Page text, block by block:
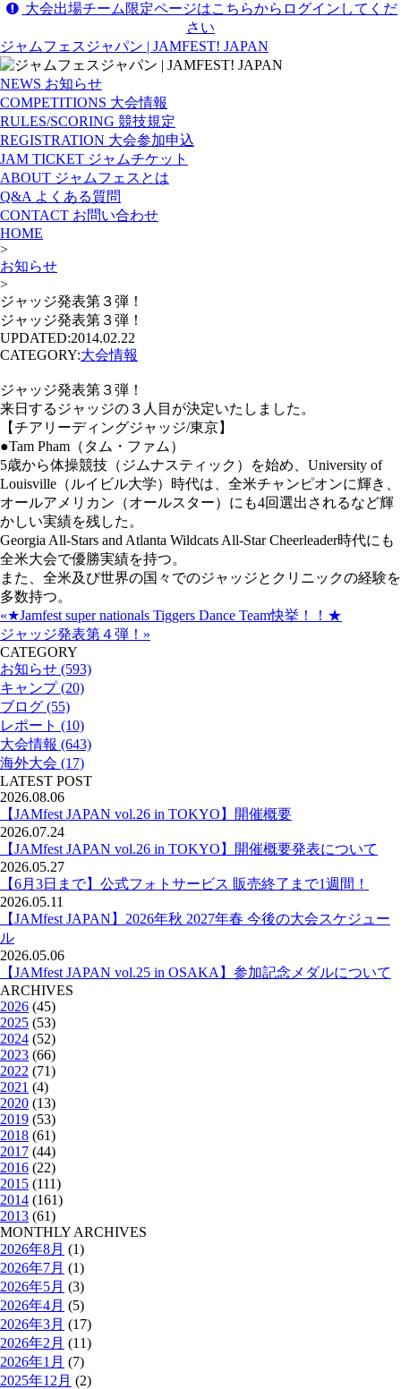
大会出場チーム限定ページはこちらからログインしてくだ
さい
ジャムフェスジャパン | JAMFEST! JAPAN
NEWS お知らせ
COMPETITIONS 大会情報
RULES/SCORING 競技規定
REGISTRATION 大会参加申込
JAM TICKET ジャムチケット
ABOUT ジャムフェスとは
Q&A よくある質問
CONTACT お問い合わせ
HOME
>
お知らせ
>
ジャッジ発表第３弾！
ジャッジ発表第３弾！
UPDATED:2014.02.22
CATEGORY:大会情報
ジャッジ発表第３弾！
来日するジャッジの３人目が決定いたしました。
【チアリーディングジャッジ/東京】
●Tam Pham（タム・ファム）
5歳から体操競技（ジムナスティック）を始め、University of
Louisville（ルイビル大学）時代は、全米チャンピオンに輝き、
オールアメリカン（オールスター）にも4回選出されるなど輝
かしい実績を残した。
Georgia All-Stars and Atlanta Wildcats All-Star Cheerleader時代にも
全米大会で優勝実績を持つ。
また、全米及び世界の国々でのジャッジとクリニックの経験を
多数持つ。
«★Jamfest super nationals Tiggers Dance Team快挙！！★
ジャッジ発表第４弾！»
CATEGORY
お知らせ (593)
キャンプ (20)
ブログ (55)
レポート (10)
大会情報 (643)
海外大会 (17)
LATEST POST
2026.08.06
【JAMfest JAPAN vol.26 in TOKYO】開催概要
2026.07.24
【JAMfest JAPAN vol.26 in TOKYO】開催概要発表について
2026.05.27
【6月3日まで】公式フォトサービス 販売終了まで1週間！
2026.05.11
【JAMfest JAPAN】2026年秋 2027年春 今後の大会スケジュー
ル
2026.05.06
【JAMfest JAPAN vol.25 in OSAKA】参加記念メダルについて
ARCHIVES
2026 (45)
2025 (53)
2024 (52)
2023 (66)
2022 (71)
2021 (4)
2020 (13)
2019 (53)
2018 (61)
2017 (44)
2016 (22)
2015 (111)
2014 (161)
2013 (61)
MONTHLY ARCHIVES
2026年8月 (1)
2026年7月 (1)
2026年5月 (3)
2026年4月 (5)
2026年3月 (17)
2026年2月 (11)
2026年1月 (7)
2025年12月 (2)